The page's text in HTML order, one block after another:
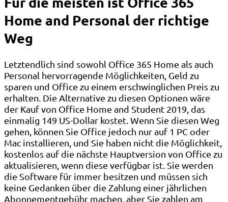
Home and Personal der richtige
Weg
Letztendlich sind sowohl Office 365 Home als auch
Personal hervorragende Möglichkeiten, Geld zu
sparen und Office zu einem erschwinglichen Preis zu
erhalten. Die Alternative zu diesen Optionen wäre
der Kauf von Office Home and Student 2019, das
einmalig 149 US-Dollar kostet. Wenn Sie diesen Weg
gehen, können Sie Office jedoch nur auf 1 PC oder
Mac installieren, und Sie haben nicht die Möglichkeit,
kostenlos auf die nächste Hauptversion von Office zu
aktualisieren, wenn diese verfügbar ist. Sie werden
die Software für immer besitzen und müssen sich
keine Gedanken über die Zahlung einer jährlichen
Abonnementgebühr machen, aber Sie zahlen am